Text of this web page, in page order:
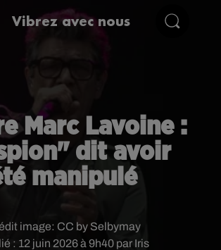
Vibrez avec nous
Marc Lavoine :
dit avoir
manipulé
: 12 juin 2026 à 9h40 par Iris
image: CC by Selbymay